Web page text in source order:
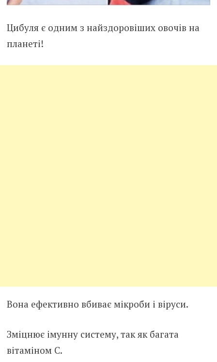
Цибуля є одним з найздоровіших овочів на
планеті!
Вона ефективно вбиває мікроби і віруси.
Зміцнює імунну систему, так як багата
вітаміном С.